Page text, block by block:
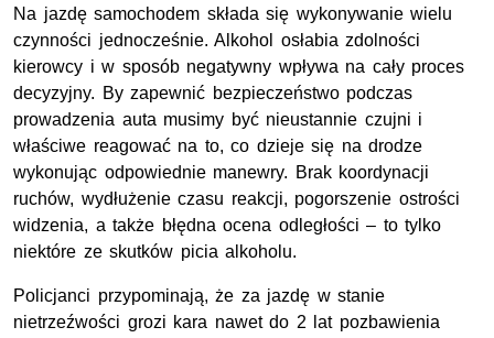
Na jazdę samochodem składa się wykonywanie wielu
czynności jednocześnie. Alkohol osłabia zdolności
kierowcy i w sposób negatywny wpływa na cały proces
decyzyjny. By zapewnić bezpieczeństwo podczas
prowadzenia auta musimy być nieustannie czujni i
właściwe reagować na to, co dzieje się na drodze
wykonując odpowiednie manewry. Brak koordynacji
ruchów, wydłużenie czasu reakcji, pogorszenie ostrości
widzenia, a także błędna ocena odległości – to tylko
niektóre ze skutków picia alkoholu.
Policjanci przypominają, że za jazdę w stanie
nietrzeźwości grozi kara nawet do 2 lat pozbawienia